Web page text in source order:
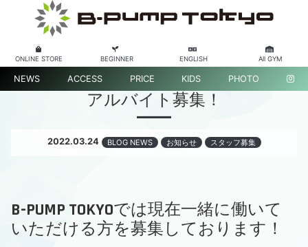
ONLINE STORE BEGINNER ENGLISH All GYM
NEWS ACCESS PRICE KIDS PHOTO
アルバイト募集！
2022.03.24 BLOG NEWS お知らせ スタッフ募集
B-PUMP TOKYOでは現在一緒に働いて
いただける方を募集しております！